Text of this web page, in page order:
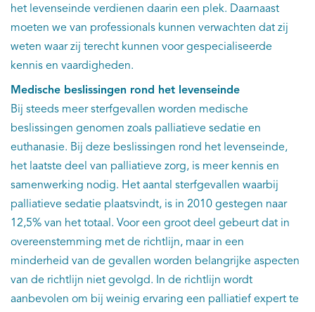
het levenseinde verdienen daarin een plek. Daarnaast
moeten we van professionals kunnen verwachten dat zij
weten waar zij terecht kunnen voor gespecialiseerde
kennis en vaardigheden.
Medische beslissingen rond het levenseinde
Bij steeds meer sterfgevallen worden medische
beslissingen genomen zoals palliatieve sedatie en
euthanasie. Bij deze beslissingen rond het levenseinde,
het laatste deel van palliatieve zorg, is meer kennis en
samenwerking nodig. Het aantal sterfgevallen waarbij
palliatieve sedatie plaatsvindt, is in 2010 gestegen naar
12,5% van het totaal. Voor een groot deel gebeurt dat in
overeenstemming met de richtlijn, maar in een
minderheid van de gevallen worden belangrijke aspecten
van de richtlijn niet gevolgd. In de richtlijn wordt
aanbevolen om bij weinig ervaring een palliatief expert te